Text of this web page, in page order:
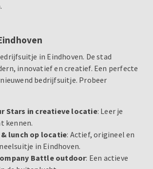
in Eindhoven. De stad
innovatief en creatief. Een perfecte
bedrijfsuitje. Probeer
Stars in creatieve locatie: Leer je
kennen.
lunch op locatie: Actief, origineel en
in Eindhoven.
Battle outdoor: Een actieve